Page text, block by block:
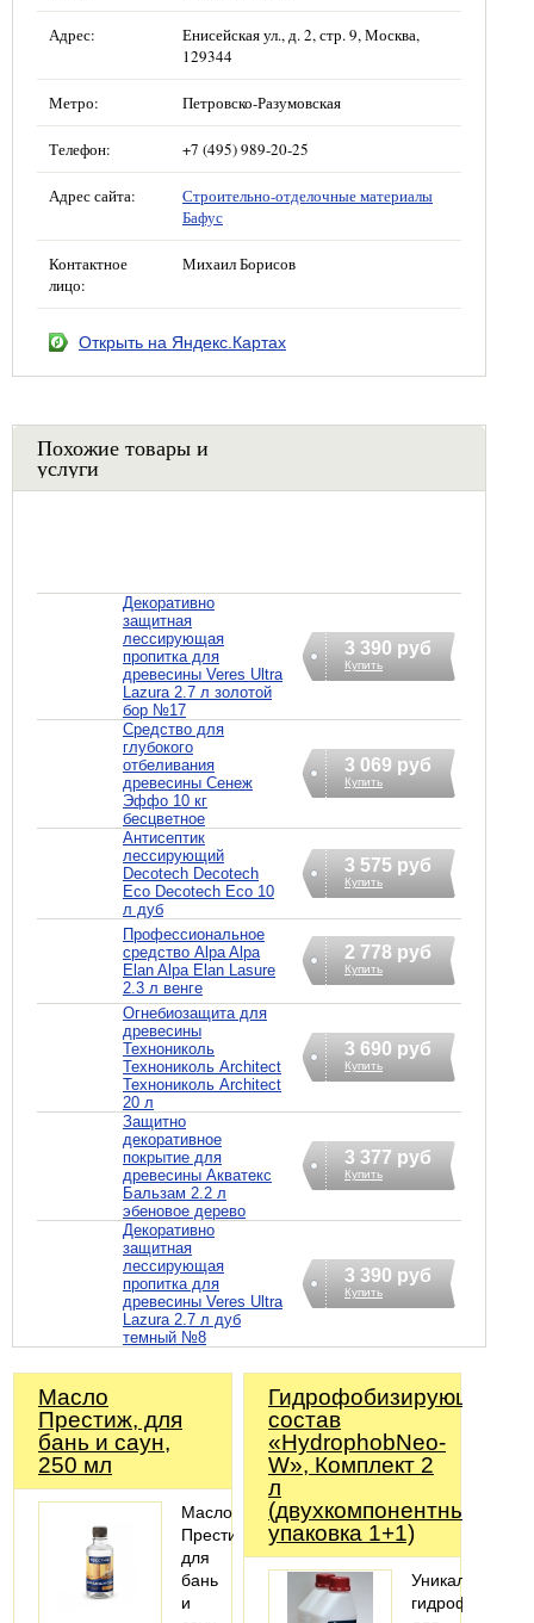
Адрес:
Енисейская ул., д. 2, стр. 9, Москва,
129344
Метро: Петровско-Разумовская
Телефон: +7 (495) 989-20-25
Адрес сайта:
Строительно-отделочные материалы
Бафус
Контактное
лицо:
Михаил Борисов
Открыть на Яндекс.Картах
Похожие товары и
услуги
Декоративно
защитная
лессирующая
пропитка для
древесины Veres Ultra
Lazura 2.7 л золотой
бор №17
3 390 руб
Купить
Средство для
глубокого
отбеливания
древесины Сенеж
Эффо 10 кг
бесцветное
3 069 руб
Купить
Антисептик
лессирующий
Decotech Decotech
Eco Decotech Eco 10
л дуб
3 575 руб
Купить
Профессиональное
средство Alpa Alpa
Elan Alpa Elan Lasure
2.3 л венге
2 778 руб
Купить
Огнебиозащита для
древесины
Технониколь
Технониколь Architect
Технониколь Architect
20 л
3 690 руб
Купить
Защитно
декоративное
покрытие для
древесины Акватекс
Бальзам 2.2 л
эбеновое дерево
3 377 руб
Купить
Декоративно
защитная
лессирующая
пропитка для
древесины Veres Ultra
Lazura 2.7 л дуб
темный №8
3 390 руб
Купить
Масло
Престиж, для
бань и саун,
250 мл
Масло
Престиж,
для
бань
и
Гидрофобизирующий
состав
«HydrophobNeo-
W», Комплект 2
л
(двухкомпонентный,
упаковка 1+1)
Уникальный